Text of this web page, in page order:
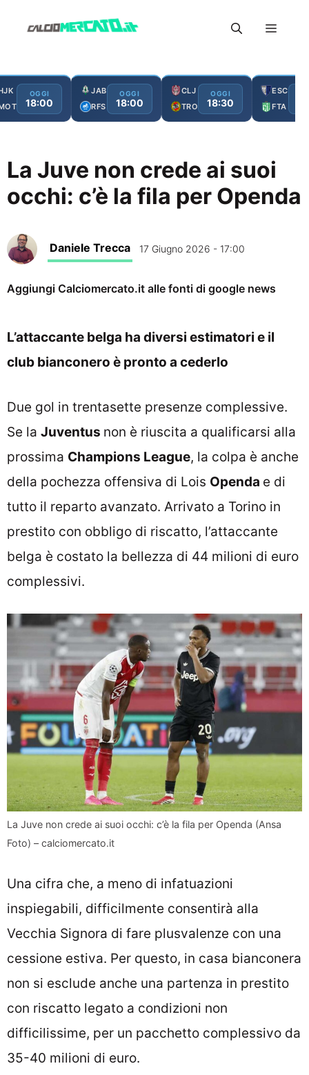
Menu
OGGI
18:00
JAB
RFS
OGGI
18:00
CLJ
TRO
OGGI
18:30
ESC
FTA
La Juve non crede ai suoi
occhi: c’è la fila per Openda
Daniele Trecca 17 Giugno 2026 - 17:00
Aggiungi Calciomercato.it alle fonti di google news
L’attaccante belga ha diversi estimatori e il
club bianconero è pronto a cederlo
Due gol in trentasette presenze complessive.
Se la Juventus non è riuscita a qualificarsi alla
prossima Champions League, la colpa è anche
della pochezza offensiva di Lois Openda e di
tutto il reparto avanzato. Arrivato a Torino in
prestito con obbligo di riscatto, l’attaccante
belga è costato la bellezza di 44 milioni di euro
complessivi.
La Juve non crede ai suoi occhi: c’è la fila per Openda (Ansa
Foto) – calciomercato.it
Una cifra che, a meno di infatuazioni
inspiegabili, difficilmente consentirà alla
Vecchia Signora di fare plusvalenze con una
cessione estiva. Per questo, in casa bianconera
non si esclude anche una partenza in prestito
con riscatto legato a condizioni non
difficilissime, per un pacchetto complessivo da
35-40 milioni di euro.